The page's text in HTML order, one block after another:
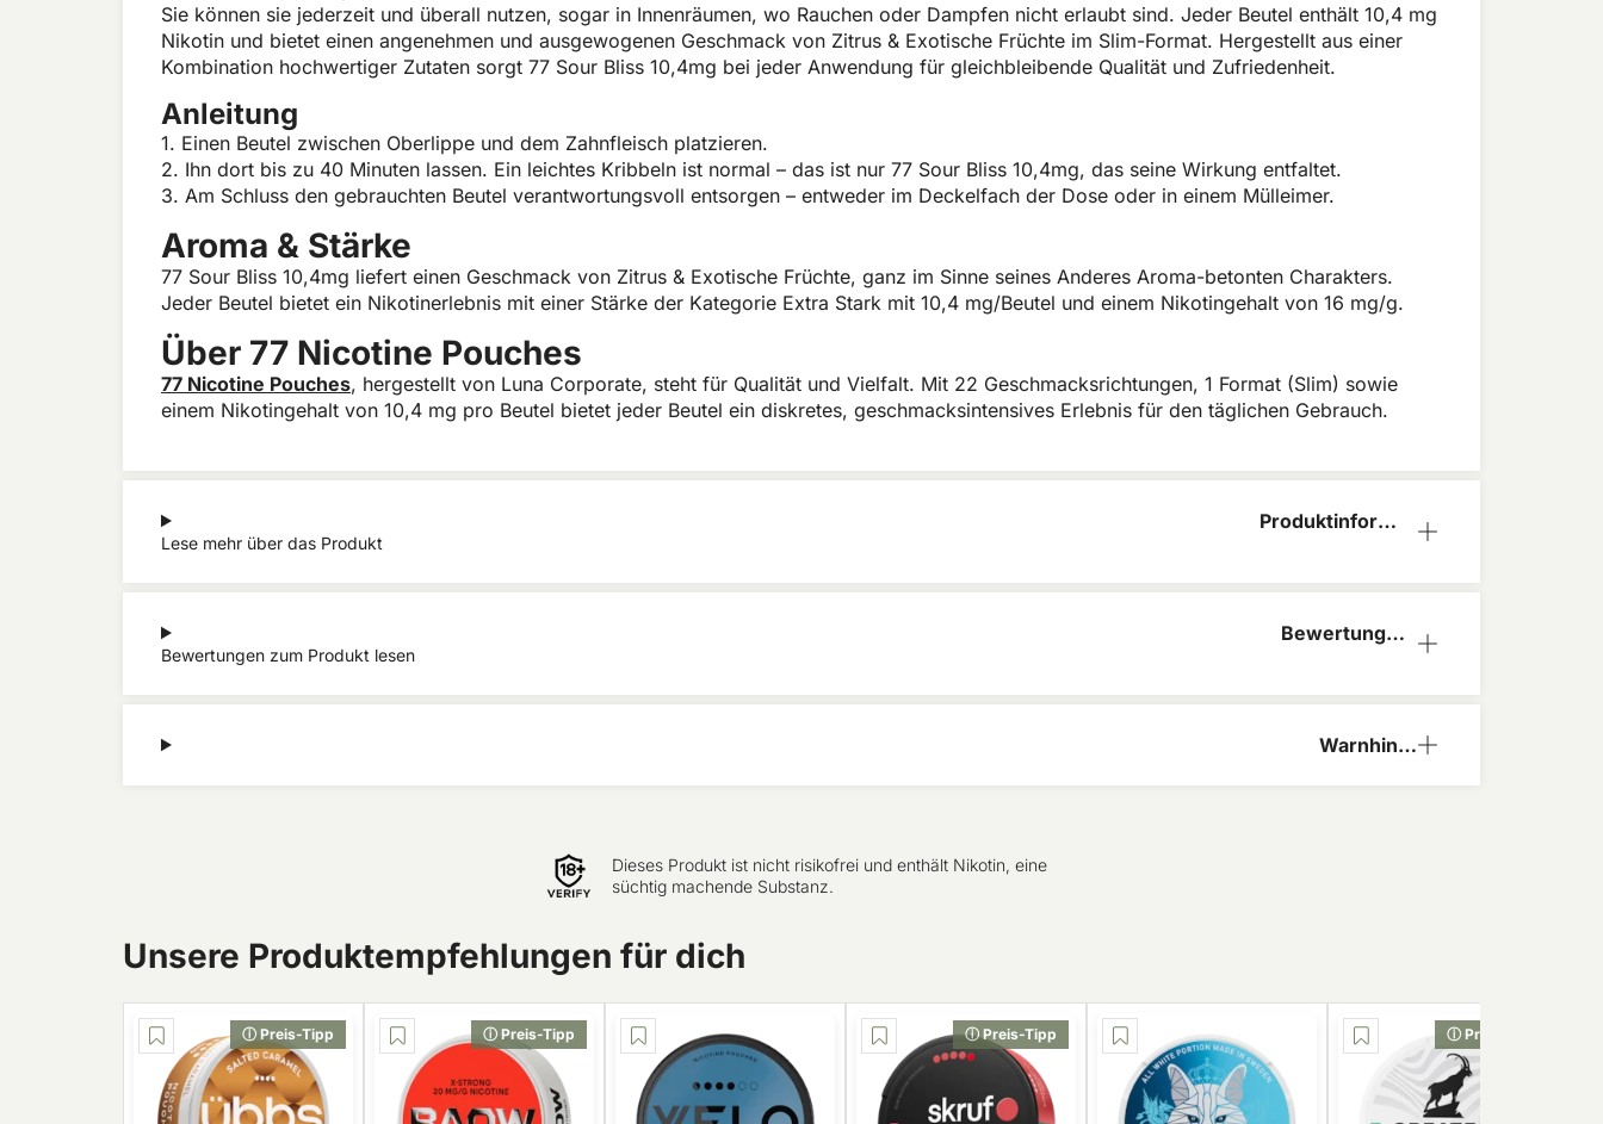
Sie können sie jederzeit und überall nutzen, sogar in Innenräumen, wo Rauchen oder Dampfen nicht erlaubt sind. Jeder Beutel enthält 10,4 mg
Nikotin und bietet einen angenehmen und ausgewogenen Geschmack von Zitrus & Exotische Früchte im Slim-Format. Hergestellt aus einer
Kombination hochwertiger Zutaten sorgt 77 Sour Bliss 10,4mg bei jeder Anwendung für gleichbleibende Qualität und Zufriedenheit.
Anleitung
1. Einen Beutel zwischen Oberlippe und dem Zahnfleisch platzieren.
2. Ihn dort bis zu 40 Minuten lassen. Ein leichtes Kribbeln ist normal – das ist nur 77 Sour Bliss 10,4mg, das seine Wirkung entfaltet.
3. Am Schluss den gebrauchten Beutel verantwortungsvoll entsorgen – entweder im Deckelfach der Dose oder in einem Mülleimer.
Aroma & Stärke
77 Sour Bliss 10,4mg liefert einen Geschmack von Zitrus & Exotische Früchte, ganz im Sinne seines Anderes Aroma-betonten Charakters.
Jeder Beutel bietet ein Nikotinerlebnis mit einer Stärke der Kategorie Extra Stark mit 10,4 mg/Beutel und einem Nikotingehalt von 16 mg/g.
Über 77 Nicotine Pouches
77 Nicotine Pouches, hergestellt von Luna Corporate, steht für Qualität und Vielfalt. Mit 22 Geschmacksrichtungen, 1 Format (Slim) sowie
einem Nikotingehalt von 10,4 mg pro Beutel bietet jeder Beutel ein diskretes, geschmacksintensives Erlebnis für den täglichen Gebrauch.
Produktinform
Lese mehr über das Produkt
Bewertungen
Bewertungen zum Produkt lesen
Warnhinw
Dieses Produkt ist nicht risikofrei und enthält Nikotin, eine
süchtig machende Substanz.
Unsere Produktempfehlungen für dich
ⓘ Preis-Tipp ⓘ Preis-Tipp ⓘ Preis-Tipp ⓘ Preis-Tipp